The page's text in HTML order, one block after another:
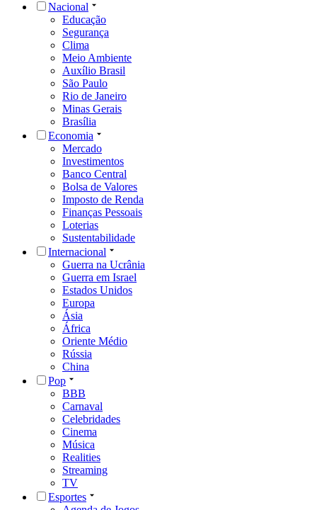
Nacional
Educação
Segurança
Clima
Meio Ambiente
Auxílio Brasil
São Paulo
Rio de Janeiro
Minas Gerais
Brasília
Economia
Mercado
Investimentos
Banco Central
Bolsa de Valores
Imposto de Renda
Finanças Pessoais
Loterias
Sustentabilidade
Internacional
Guerra na Ucrânia
Guerra em Israel
Estados Unidos
Europa
Ásia
África
Oriente Médio
Rússia
China
Pop
BBB
Carnaval
Celebridades
Cinema
Música
Realities
Streaming
TV
Esportes